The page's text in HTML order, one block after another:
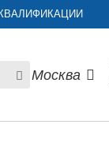
Москва